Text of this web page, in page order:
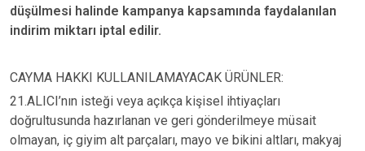
düşülmesi halinde kampanya kapsamında faydalanılan
indirim miktarı iptal edilir.
CAYMA HAKKI KULLANILAMAYACAK ÜRÜNLER:
21.ALICI’nın isteği veya açıkça kişisel ihtiyaçları
doğrultusunda hazırlanan ve geri gönderilmeye müsait
olmayan, iç giyim alt parçaları, mayo ve bikini altları, makyaj